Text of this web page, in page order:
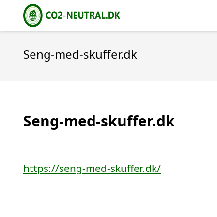
Seng-med-skuffer.dk
Seng-med-skuffer.dk
https://seng-med-skuffer.dk/